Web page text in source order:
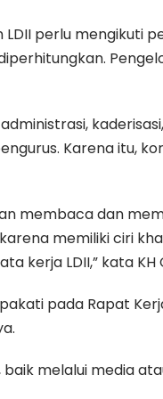
perlu mengikuti
Karena itu,
membaca dan
memiliki ciri
kerja LDII,” kata KH
pada Rapat
melalui media